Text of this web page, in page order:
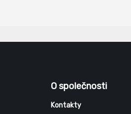
O společnosti
Kontakty